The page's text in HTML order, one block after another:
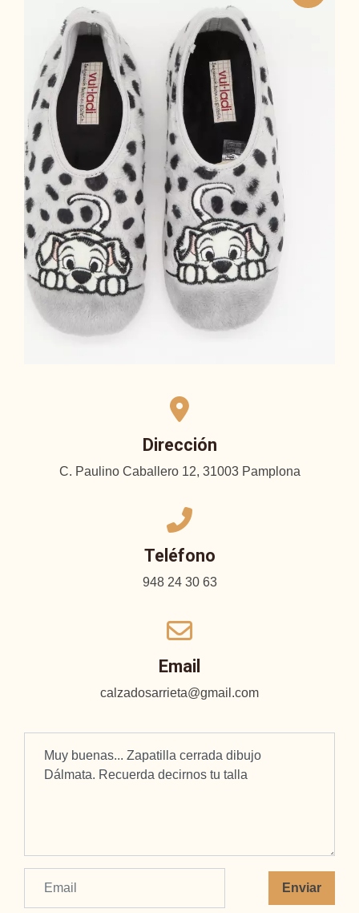
Dirección
C. Paulino Caballero 12, 31003 Pamplona
Teléfono
948 24 30 63
Email
calzadosarrieta@gmail.com
Enviar